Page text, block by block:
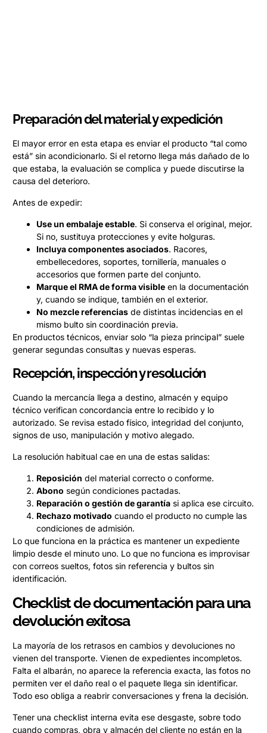
Preparación del material y expedición
El mayor error en esta etapa es enviar el producto “tal como
está” sin acondicionarlo. Si el retorno llega más dañado de lo
que estaba, la evaluación se complica y puede discutirse la
causa del deterioro.
Antes de expedir:
Use un embalaje estable. Si conserva el original, mejor.
Si no, sustituya protecciones y evite holguras.
Incluya componentes asociados. Racores,
embellecedores, soportes, tornillería, manuales o
accesorios que formen parte del conjunto.
Marque el RMA de forma visible en la documentación
y, cuando se indique, también en el exterior.
No mezcle referencias de distintas incidencias en el
mismo bulto sin coordinación previa.
En productos técnicos, enviar solo “la pieza principal” suele
generar segundas consultas y nuevas esperas.
Recepción, inspección y resolución
Cuando la mercancía llega a destino, almacén y equipo
técnico verifican concordancia entre lo recibido y lo
autorizado. Se revisa estado físico, integridad del conjunto,
signos de uso, manipulación y motivo alegado.
La resolución habitual cae en una de estas salidas:
Reposición del material correcto o conforme.
Abono según condiciones pactadas.
Reparación o gestión de garantía si aplica ese circuito.
Rechazo motivado cuando el producto no cumple las
condiciones de admisión.
Lo que funciona en la práctica es mantener un expediente
limpio desde el minuto uno. Lo que no funciona es improvisar
con correos sueltos, fotos sin referencia y bultos sin
identificación.
Checklist de documentación para una
devolución exitosa
La mayoría de los retrasos en cambios y devoluciones no
vienen del transporte. Vienen de expedientes incompletos.
Falta el albarán, no aparece la referencia exacta, las fotos no
permiten ver el daño real o el paquete llega sin identificar.
Todo eso obliga a reabrir conversaciones y frena la decisión.
Tener una checklist interna evita ese desgaste, sobre todo
cuando compras, obra y almacén del cliente no están en la